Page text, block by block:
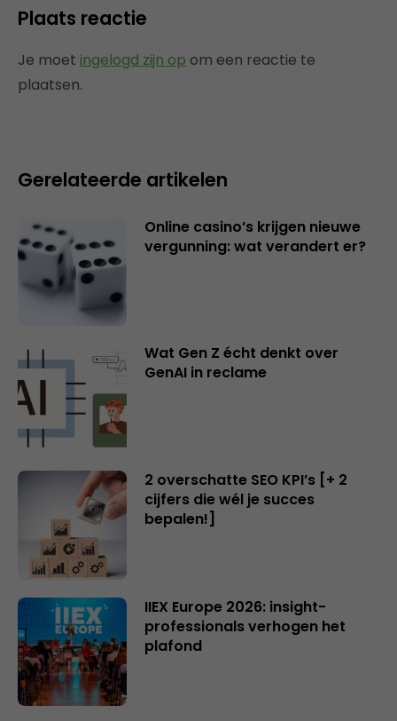
Plaats reactie
Je moet ingelogd zijn op om een reactie te
plaatsen.
Gerelateerde artikelen
Online casino’s krijgen nieuwe
vergunning: wat verandert er?
Wat Gen Z écht denkt over
GenAI in reclame
2 overschatte SEO KPI’s [+ 2
cijfers die wél je succes
bepalen!]
IIEX Europe 2026: insight-
professionals verhogen het
plafond